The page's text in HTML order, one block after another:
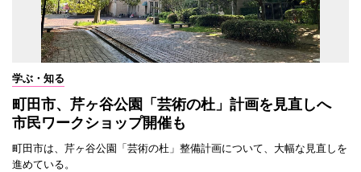
学ぶ・知る
町田市、芹ヶ谷公園「芸術の杜」計画を見直しへ
市民ワークショップ開催も
町田市は、芹ヶ谷公園「芸術の杜」整備計画について、大幅な見直しを
進めている。